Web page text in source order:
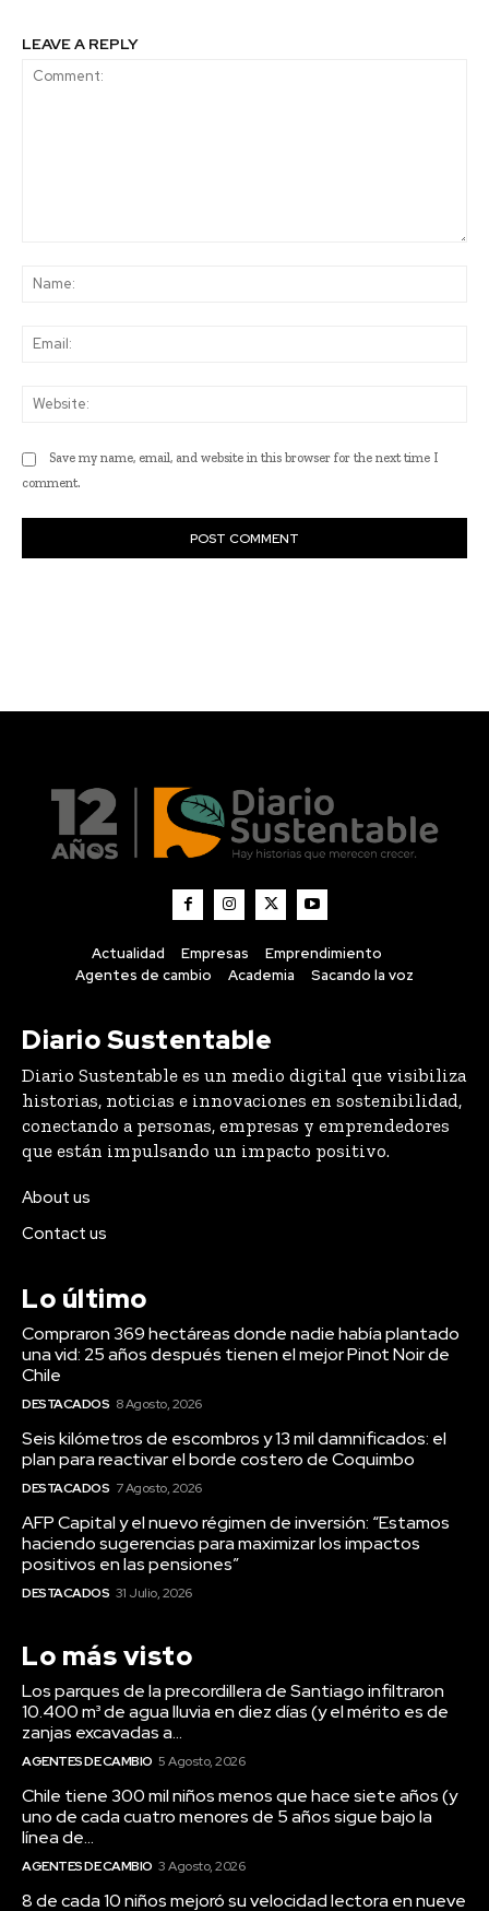
Actualidad Empresas
Emprendimiento
Agentes de cambio
Academia Sacando la voz
Diario Sustentable
Diario Sustentable es un medio digital que visibiliza
historias, noticias e innovaciones en sostenibilidad,
conectando a personas, empresas y emprendedores
que están impulsando un impacto positivo.
About us
Contact us
Lo último
Compraron 369 hectáreas donde nadie había plantado
una vid: 25 años después tienen el mejor Pinot Noir de
Chile
DESTACADOS 8 Agosto, 2026
Seis kilómetros de escombros y 13 mil damnificados: el
plan para reactivar el borde costero de Coquimbo
DESTACADOS 7 Agosto, 2026
AFP Capital y el nuevo régimen de inversión: “Estamos
haciendo sugerencias para maximizar los impactos
positivos en las pensiones”
DESTACADOS 31 Julio, 2026
Lo más visto
Los parques de la precordillera de Santiago infiltraron
10.400 m³ de agua lluvia en diez días (y el mérito es de
zanjas excavadas a...
AGENTES DE CAMBIO 5 Agosto, 2026
Chile tiene 300 mil niños menos que hace siete años (y
uno de cada cuatro menores de 5 años sigue bajo la
línea de...
AGENTES DE CAMBIO 3 Agosto, 2026
8 de cada 10 niños mejoró su velocidad lectora en nueve